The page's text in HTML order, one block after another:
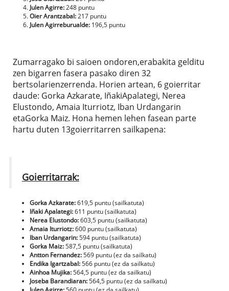
Julen Agirre:248 puntu
Oier Arantzabal:217 puntu
Julen Agirreburualde:196,5 puntu
Zumarragako bi saioen ondoren,erabakita gelditu
zen bigarren fasera pasako diren 32
bertsolarienzerrenda. Horien artean, 6 goierritar
daude: Gorka Azkarate, IñakiApalategi, Nerea
Elustondo, Amaia Iturriotz, Iban Urdangarin
etaGorka Maiz. Hona hemen lehen fasean parte
hartu duten 13goierritarren sailkapena:
Goierritarrak:
Gorka Azkarate:619,5 puntu (sailkatuta)
Iñaki Apalategi:611 puntu (sailkatuta)
Nerea Elustondo:603,5 puntu (sailkatuta)
Amaia Iturriotz:600 puntu (sailkatuta)
Iban Urdangarin:594 puntu (sailkatuta)
Gorka Maiz:587,5 puntu (sailkatuta)
Antton Fernandez:569 puntu (ez da sailkatu)
Endika Igartzabal:566 puntu (ez da sailkatu)
Ainhoa Mujika:564,5 puntu (ez da sailkatu)
Joseba Barandiaran:564,5 puntu (ez da sailkatu)